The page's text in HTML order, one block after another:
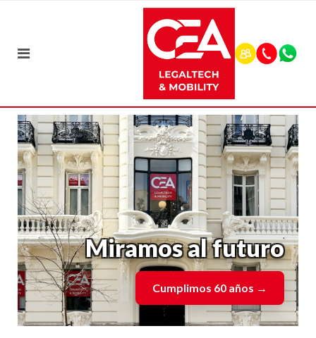
Miramos al futuro
Cumplimos 60 años →